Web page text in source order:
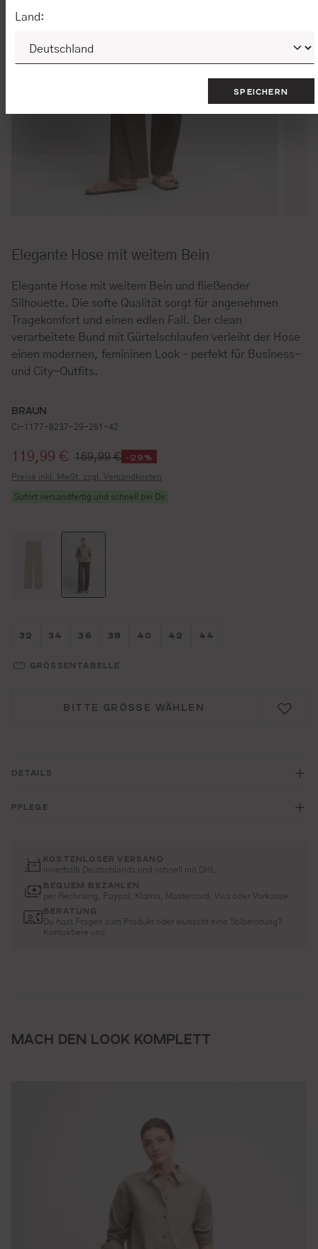
Elegante Hose mit weitem Bein
Elegante Hose mit weitem Bein und fließender
Silhouette. Die softe Qualität sorgt für angenehmen
Tragekomfort und einen edlen Fall. Der clean
verarbeitete Bund mit Gürtelschlaufen verleiht der Hose
einen modernen, femininen Look – perfekt für Business-
und City-Outfits.
BRAUN
CI-1177-8237-29-261-42
Verkaufspreis:
119,99 € 169,99 € -29%
Preise inkl. MwSt. zzgl. Versandkosten
Sofort versandfertig und schnell bei Dir
Größe wählen
32 Größe wählen
34 Größe wählen
36 Größe wählen
38 Größe wählen
40 Größe wählen
42 Größe wählen
44
GRÖSSENTABELLE
BITTE GRÖSSE WÄHLEN
DETAILS
PFLEGE
KOSTENLOSER VERSAND
innerhalb Deutschlands und schnell mit DHL
BEQUEM BEZAHLEN
per Rechnung, Paypal, Klarna, Mastercard, Visa oder Vorkasse
BERATUNG
Du hast Fragen zum Produkt oder wünscht eine Stilberatung?
Kontaktiere uns
MACH DEN LOOK KOMPLETT
Land:
SPEICHERN